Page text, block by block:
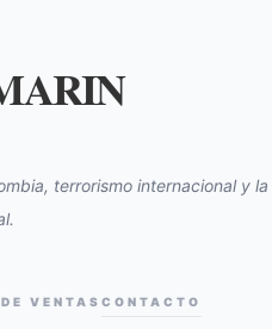
terrorismo internacional y la
VENTAS CONTACTO